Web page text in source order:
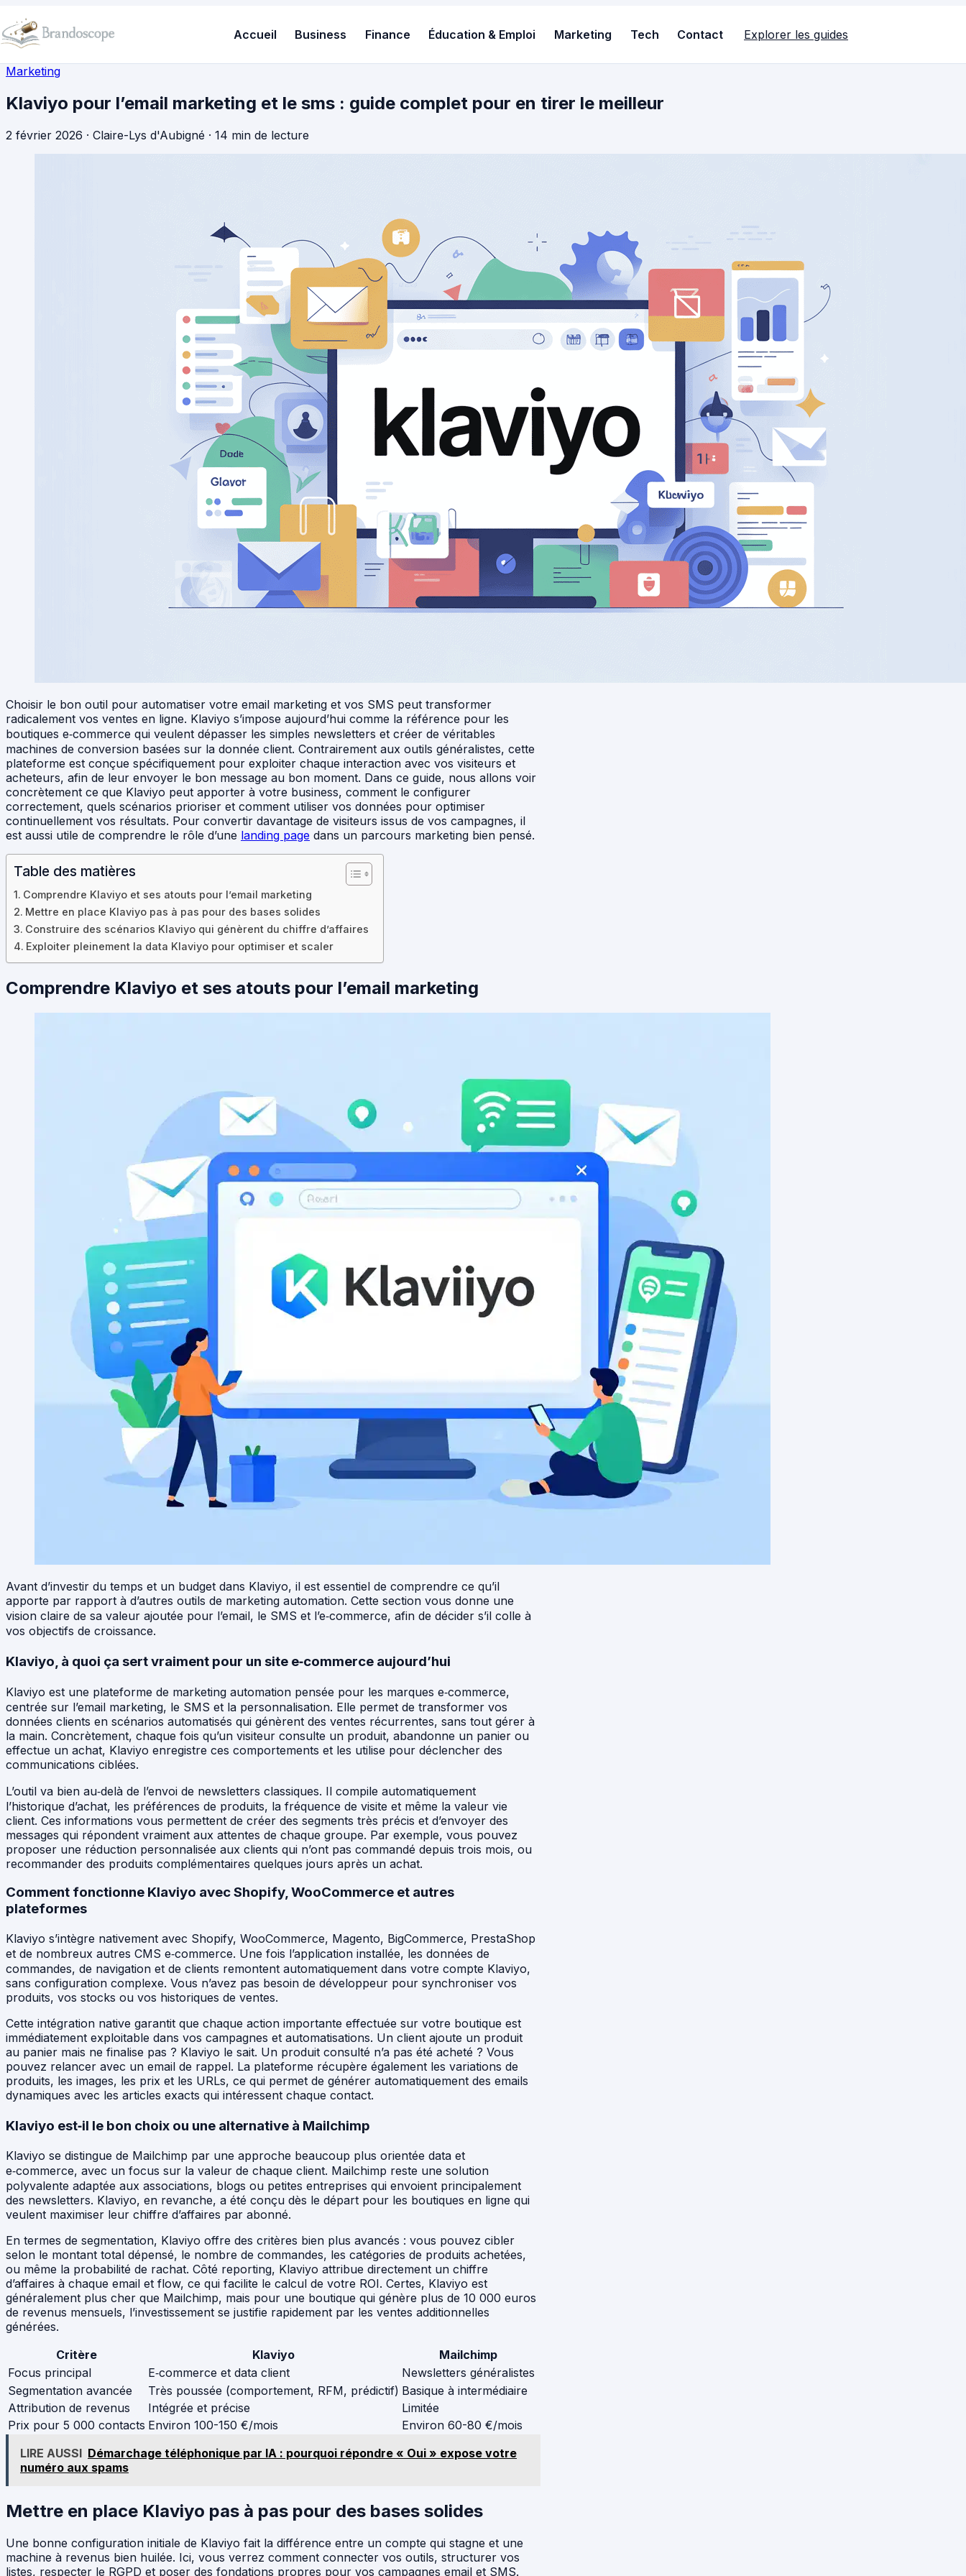
Accueil Business Finance Éducation & Emploi Marketing Tech Contact Explorer les guides
Marketing
Klaviyo pour l’email marketing et le sms : guide complet pour en tirer le meilleur
2 février 2026 · Claire-Lys d'Aubigné · 14 min de lecture
Choisir le bon outil pour automatiser votre email marketing et vos SMS peut transformer
radicalement vos ventes en ligne. Klaviyo s’impose aujourd’hui comme la référence pour les
boutiques e‑commerce qui veulent dépasser les simples newsletters et créer de véritables
machines de conversion basées sur la donnée client. Contrairement aux outils généralistes, cette
plateforme est conçue spécifiquement pour exploiter chaque interaction avec vos visiteurs et
acheteurs, afin de leur envoyer le bon message au bon moment. Dans ce guide, nous allons voir
concrètement ce que Klaviyo peut apporter à votre business, comment le configurer
correctement, quels scénarios prioriser et comment utiliser vos données pour optimiser
continuellement vos résultats. Pour convertir davantage de visiteurs issus de vos campagnes, il
est aussi utile de comprendre le rôle d’une landing page dans un parcours marketing bien pensé.
Table des matières
Comprendre Klaviyo et ses atouts pour l’email marketing
Mettre en place Klaviyo pas à pas pour des bases solides
Construire des scénarios Klaviyo qui génèrent du chiffre d’affaires
Exploiter pleinement la data Klaviyo pour optimiser et scaler
Comprendre Klaviyo et ses atouts pour l’email marketing
Avant d’investir du temps et un budget dans Klaviyo, il est essentiel de comprendre ce qu’il
apporte par rapport à d’autres outils de marketing automation. Cette section vous donne une
vision claire de sa valeur ajoutée pour l’email, le SMS et l’e‑commerce, afin de décider s’il colle à
vos objectifs de croissance.
Klaviyo, à quoi ça sert vraiment pour un site e‑commerce aujourd’hui
Klaviyo est une plateforme de marketing automation pensée pour les marques e‑commerce,
centrée sur l’email marketing, le SMS et la personnalisation. Elle permet de transformer vos
données clients en scénarios automatisés qui génèrent des ventes récurrentes, sans tout gérer à
la main. Concrètement, chaque fois qu’un visiteur consulte un produit, abandonne un panier ou
effectue un achat, Klaviyo enregistre ces comportements et les utilise pour déclencher des
communications ciblées.
L’outil va bien au‑delà de l’envoi de newsletters classiques. Il compile automatiquement
l’historique d’achat, les préférences de produits, la fréquence de visite et même la valeur vie
client. Ces informations vous permettent de créer des segments très précis et d’envoyer des
messages qui répondent vraiment aux attentes de chaque groupe. Par exemple, vous pouvez
proposer une réduction personnalisée aux clients qui n’ont pas commandé depuis trois mois, ou
recommander des produits complémentaires quelques jours après un achat.
Comment fonctionne Klaviyo avec Shopify, WooCommerce et autres
plateformes
Klaviyo s’intègre nativement avec Shopify, WooCommerce, Magento, BigCommerce, PrestaShop
et de nombreux autres CMS e‑commerce. Une fois l’application installée, les données de
commandes, de navigation et de clients remontent automatiquement dans votre compte Klaviyo,
sans configuration complexe. Vous n’avez pas besoin de développeur pour synchroniser vos
produits, vos stocks ou vos historiques de ventes.
Cette intégration native garantit que chaque action importante effectuée sur votre boutique est
immédiatement exploitable dans vos campagnes et automatisations. Un client ajoute un produit
au panier mais ne finalise pas ? Klaviyo le sait. Un produit consulté n’a pas été acheté ? Vous
pouvez relancer avec un email de rappel. La plateforme récupère également les variations de
produits, les images, les prix et les URLs, ce qui permet de générer automatiquement des emails
dynamiques avec les articles exacts qui intéressent chaque contact.
Klaviyo est‑il le bon choix ou une alternative à Mailchimp
Klaviyo se distingue de Mailchimp par une approche beaucoup plus orientée data et
e‑commerce, avec un focus sur la valeur de chaque client. Mailchimp reste une solution
polyvalente adaptée aux associations, blogs ou petites entreprises qui envoient principalement
des newsletters. Klaviyo, en revanche, a été conçu dès le départ pour les boutiques en ligne qui
veulent maximiser leur chiffre d’affaires par abonné.
En termes de segmentation, Klaviyo offre des critères bien plus avancés : vous pouvez cibler
selon le montant total dépensé, le nombre de commandes, les catégories de produits achetées,
ou même la probabilité de rachat. Côté reporting, Klaviyo attribue directement un chiffre
d’affaires à chaque email et flow, ce qui facilite le calcul de votre ROI. Certes, Klaviyo est
généralement plus cher que Mailchimp, mais pour une boutique qui génère plus de 10 000 euros
de revenus mensuels, l’investissement se justifie rapidement par les ventes additionnelles
générées.
Critère
Klaviyo
Mailchimp
Focus principal
E‑commerce et data client
Newsletters généralistes
Segmentation avancée
Très poussée (comportement, RFM, prédictif) Basique à intermédiaire
Attribution de revenus
Intégrée et précise
Limitée
Prix pour 5 000 contacts Environ 100-150 €/mois
Environ 60-80 €/mois
LIRE AUSSI Démarchage téléphonique par IA : pourquoi répondre « Oui » expose votre
numéro aux spams
Mettre en place Klaviyo pas à pas pour des bases solides
Une bonne configuration initiale de Klaviyo fait la différence entre un compte qui stagne et une
machine à revenus bien huilée. Ici, vous verrez comment connecter vos outils, structurer vos
listes, respecter le RGPD et poser des fondations propres pour vos campagnes email et SMS.